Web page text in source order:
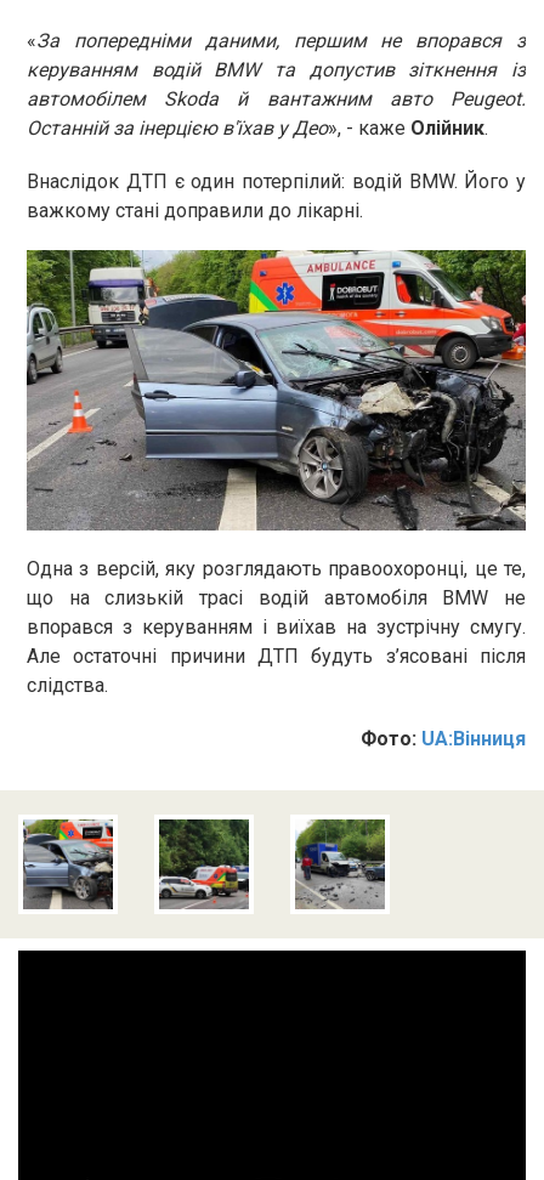
«За попередніми даними, першим не впорався з
керуванням водій BMW та допустив зіткнення із
автомобілем Skoda й вантажним авто Peugeot.
Останній за інерцією в'їхав у Део», - каже Олійник.
Внаслідок ДТП є один потерпілий: водій BMW. Його у
важкому стані доправили до лікарні.
Одна з версій, яку розглядають правоохоронці, це те,
що на слизькій трасі водій автомобіля BMW не
впорався з керуванням і виїхав на зустрічну смугу.
Але остаточні причини ДТП будуть з’ясовані після
слідства.
Фото: UA:Вінниця